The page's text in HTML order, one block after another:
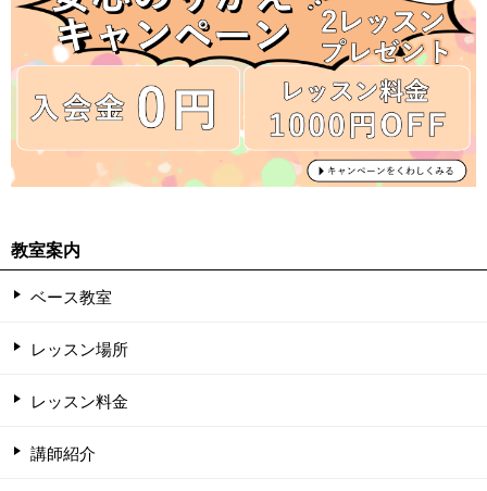
教室案内
ベース教室
レッスン場所
レッスン料金
講師紹介